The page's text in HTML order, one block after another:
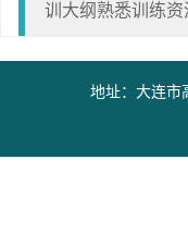
训大纲熟悉训练资
地址：大连市